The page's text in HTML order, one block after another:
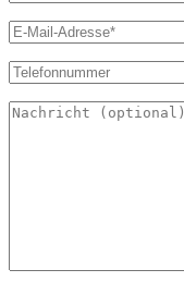
Bitte lasse dieses Feld leer.